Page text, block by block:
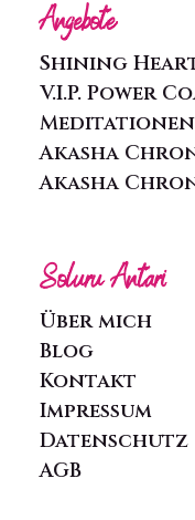
Angebote
Shining
V.I.P. Power
Meditationen
Akasha
Akasha
Soluru Antari
Über mich
Blog
Kontakt
Impressum
Datenschutz
AGB